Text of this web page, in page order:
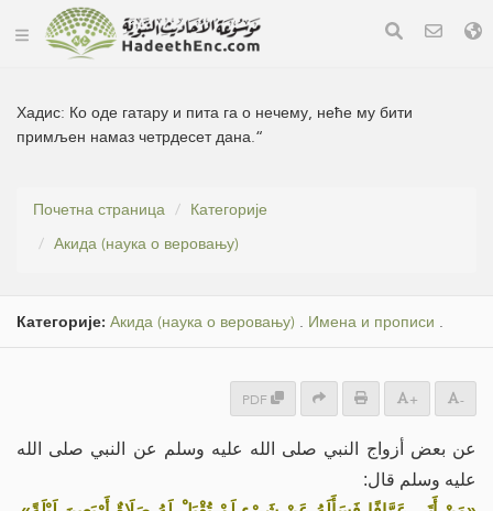
Хадис: Ко оде гатару и пита га о нечему, неће му бити
примљен намаз четрдесет дана.“
Почетна страница
Категорије
Акида (наука о веровању)
Категорије: Акида (наука о веровању) . Имена и прописи .
PDF + -
عن بعض أزواج النبي صلى الله عليه وسلم عن النبي صلى الله
عليه وسلم قال: